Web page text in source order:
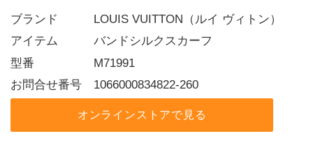
ブランド   LOUIS VUITTON（ルイ ヴィトン）
アイテム   バンドシルクスカーフ
型番     M71991
お問合せ番号 1066000834822-260
オンラインストアで見る